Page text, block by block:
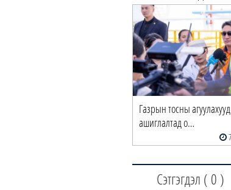
Газрын тосны
ашиглалтад о…
Сэтгэгдэл ( 0 )